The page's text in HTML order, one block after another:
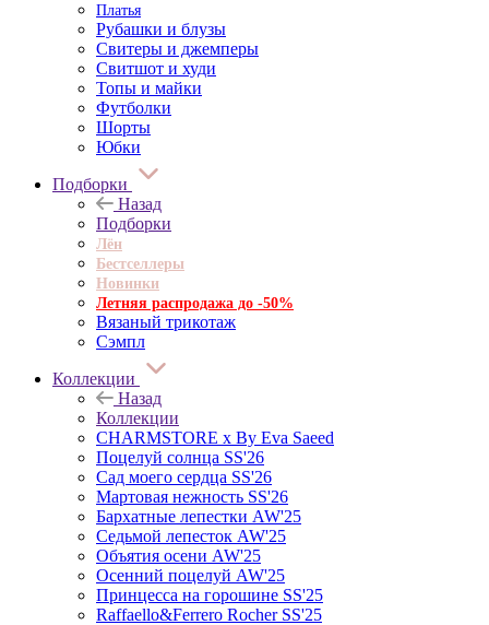
Платья
Рубашки и блузы
Свитеры и джемперы
Свитшот и худи
Топы и майки
Футболки
Шорты
Юбки
Подборки
Назад
Подборки
Лён
Бестселлеры
Новинки
Летняя распродажа до -50%
Вязаный трикотаж
Сэмпл
Коллекции
Назад
Коллекции
CHARMSTORE х By Eva Saeed
Поцелуй солнца SS'26
Сад моего сердца SS'26
Мартовая нежность SS'26
Бархатные лепестки AW'25
Седьмой лепесток AW'25
Объятия осени AW'25
Осенний поцелуй AW'25
Принцесса на горошине SS'25
Raffaello&Ferrero Rocher SS'25